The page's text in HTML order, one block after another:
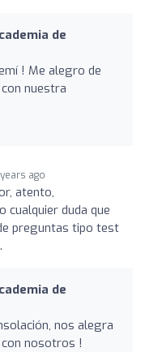
de
! Me alegro de
nuestra
ago
atento,
cualquier duda que
preguntas tipo test
de
nos alegra
nosotros !